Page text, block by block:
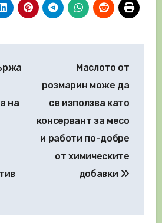
на
Маслото от
розмарин може да
се използва като
консервант за месо
и работи по-добре
от химическите
добавки